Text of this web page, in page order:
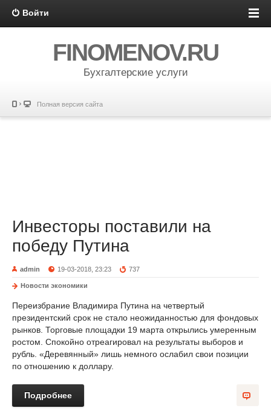
Войти
FINOMENOV.RU
Бухгалтерские услуги
Полная версия сайта
Инвесторы поставили на
победу Путина
admin 19-03-2018, 23:23 737
Новости экономики
Переизбрание Владимира Путина на четвертый
президентский срок не стало неожиданностью для фондовых
рынков. Торговые площадки 19 марта открылись умеренным
ростом. Спокойно отреагировал на результаты выборов и
рубль. «Деревянный» лишь немного ослабил свои позиции
по отношению к доллару.
Подробнее